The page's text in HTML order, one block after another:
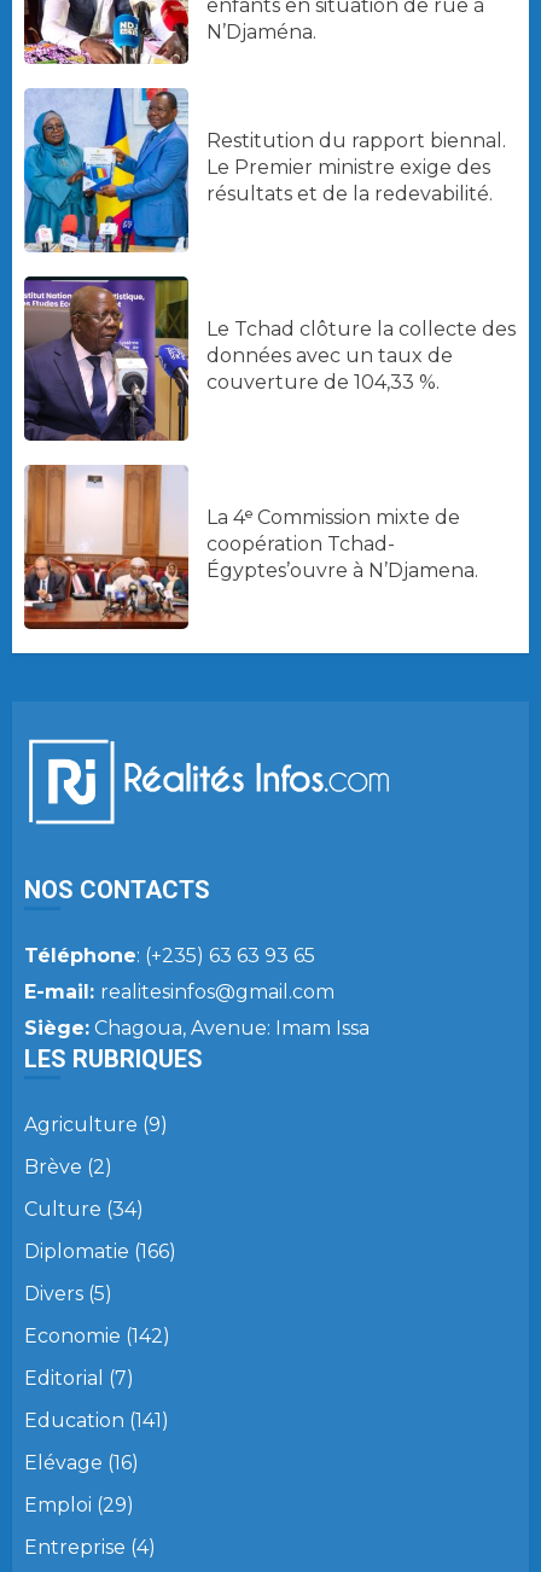
enfants en situation de rue à
N’Djaména.
Restitution du rapport biennal.
Le Premier ministre exige des
résultats et de la redevabilité.
Le Tchad clôture la collecte des
données avec un taux de
couverture de 104,33 %.
La 4ᵉ Commission mixte de
coopération Tchad-
Égyptes’ouvre à N’Djamena.
NOS CONTACTS
Téléphone: (+235) 63 63 93 65
E-mail: realitesinfos@gmail.com
Siège: Chagoua, Avenue: Imam Issa
LES RUBRIQUES
Agriculture (9)
Brève (2)
Culture (34)
Diplomatie (166)
Divers (5)
Economie (142)
Editorial (7)
Education (141)
Elévage (16)
Emploi (29)
Entreprise (4)